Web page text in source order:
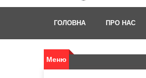
ГОЛОВНА ПРО НАС